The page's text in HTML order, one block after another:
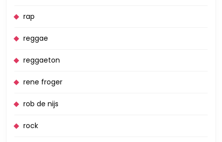
rap
reggae
reggaeton
rene froger
rob de nijs
rock